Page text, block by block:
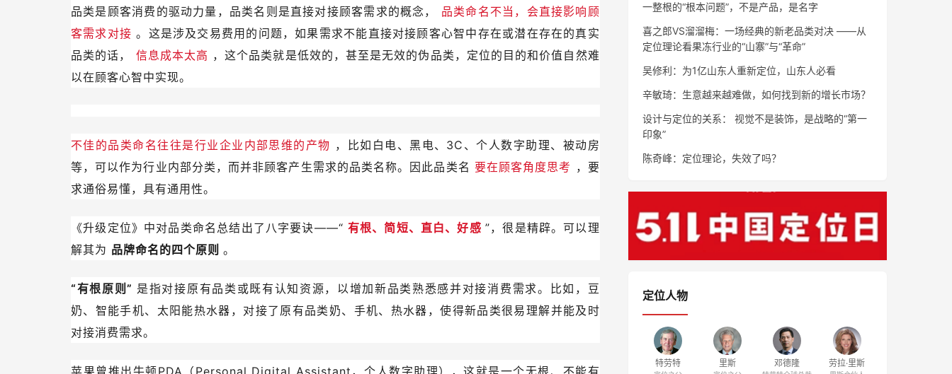
品类是顾客消费的驱动力量，品类名则是直接对接顾客需求的概念， 品类命名不当，会直接影响顾
客需求对接。这是涉及交易费用的问题，如果需求不能直接对接顾客心智中存在或潜在存在的真实
品类的话， 信息成本太高 ，这个品类就是低效的，甚至是无效的伪品类，定位的目的和价值自然难
以在顾客心智中实现。
不佳的品类命名往往是行业企业内部思维的产物 ，比如白电、黑电、3C、个人数字助理、被动房
等，可以作为行业内部分类，而并非顾客产生需求的品类名称。因此品类名 要在顾客角度思考 ，要
求通俗易懂，具有通用性。
《升级定位》中对品类命名总结出了八字要诀——“ 有根、简短、直白、好感 ”，很是精辟。可以理
解其为 品牌命名的四个原则 。
“有根原则” 是指对接原有品类或既有认知资源，以增加新品类熟悉感并对接消费需求。比如，豆
奶、智能手机、太阳能热水器，对接了原有品类奶、手机、热水器，使得新品类很易理解并能及时
对接消费需求。
苹果曾推出牛顿PDA（Personal Digital Assistant，个人数字助理），这就是一个无根、不能有
一整根的“根本问题”，不是产品，是名字
喜之郎VS溜溜梅：一场经典的新老品类对决 ——从
定位理论看果冻行业的“山寨”与“革命”
吴修利：为1亿山东人重新定位，山东人必看
辛敏琦：生意越来越难做，如何找到新的增长市场？
设计与定位的关系： 视觉不是装饰，是战略的“第一
印象”
陈奇峰：定位理论，失效了吗？
定位人物
特劳特 里斯 邓德隆 劳拉·里斯